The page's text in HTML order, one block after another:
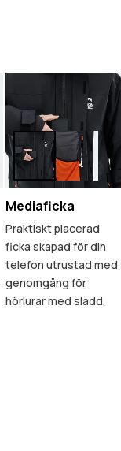
Mediaficka
Praktiskt placerad
ficka skapad för din
telefon utrustad med
genomgång för
hörlurar med sladd.